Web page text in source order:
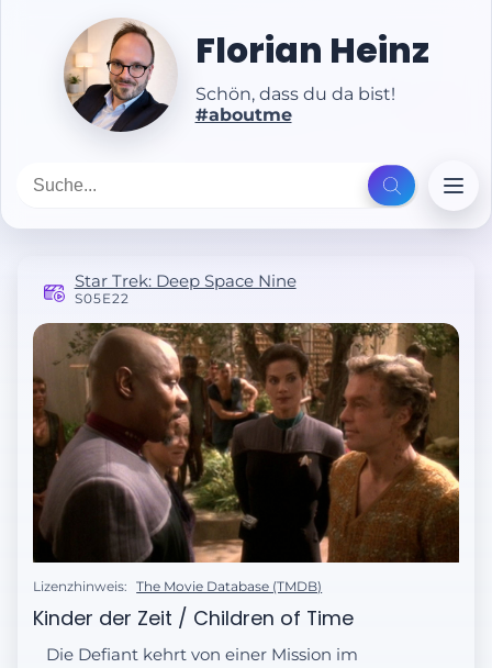
Florian Heinz
Schön, dass du da bist!
#aboutme
Star Trek: Deep Space Nine
S05E22
Lizenzhinweis: The Movie Database (TMDB)
Kinder der Zeit / Children of Time
Die Defiant kehrt von einer Mission im